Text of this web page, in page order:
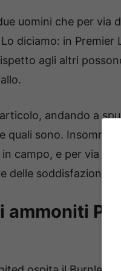
uomini che per via
diciamo: in Premier
agli altri
andando a
quali sono.
campo, e per via
delle soddisfazioni
ammoniti